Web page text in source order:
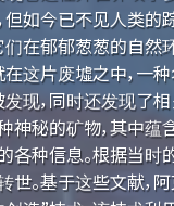
但如今已不见人类的
们在郁郁葱葱的自然
在这片废墟之中，一
现，同时还发现了相
神秘的矿物，其中蕴
各种信息。根据当时
世。基于这些文献，